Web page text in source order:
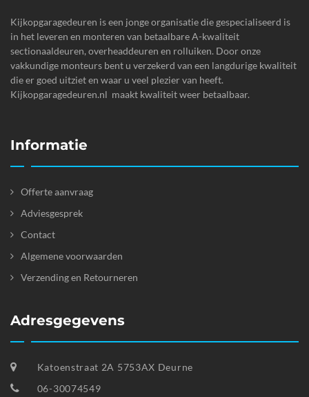
Kijkopgaragedeuren is een jonge organisatie die gespecialiseerd is
in het leveren en monteren van betaalbare A-kwaliteit
sectionaaldeuren, overheaddeuren en rolluiken. Door onze
vakkundige monteurs bent u verzekerd van een langdurige kwaliteit
die er goed uitziet en waar u veel plezier van heeft.
Kijkopgaragedeuren.nl maakt kwaliteit weer betaalbaar.
Informatie
Offerte aanvraag
Adviesgesprek
Contact
Algemene voorwaarden
Verzending en Retourneren
Adresgegevens
Katoenstraat 2A 5753AX Deurne
06-30074549